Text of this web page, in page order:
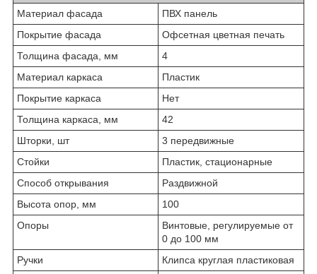
Материал фасада
ПВХ панель
Покрытие фасада
Офсетная цветная печать
Толщина фасада, мм
4
Материал каркаса
Пластик
Покрытие каркаса
Нет
Толщина каркаса, мм
42
Шторки, шт
3 передвижные
Стойки
Пластик, стационарные
Способ открывания
Раздвижной
Высота опор, мм
100
Опоры
Винтовые, регулируемые от
0 до 100 мм
Ручки
Клипса круглая пластиковая